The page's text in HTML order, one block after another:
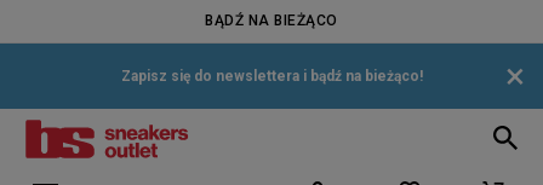
BĄDŹ NA BIEŻĄCO
Zapisz się do newslettera i bądź na bieżąco! ×